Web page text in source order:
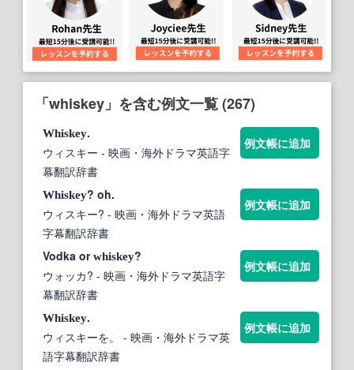
「whiskey」を含む例文一覧 (267)
Whiskey.
ウィスキー - 映画・海外ドラマ英語字
幕翻訳辞書
例文帳に追加
Whiskey? oh.
ウィスキー? - 映画・海外ドラマ英語
字幕翻訳辞書
例文帳に追加
Vodka orwhiskey?
ウォッカ? - 映画・海外ドラマ英語字
幕翻訳辞書
例文帳に追加
Whiskey.
ウィスキーを。
- 映画・海外ドラマ英
語字幕翻訳辞書
例文帳に追加